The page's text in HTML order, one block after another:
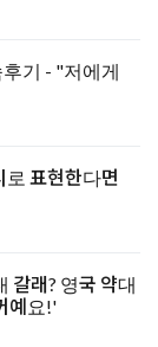
기 - "저에게
로 표현한다면
갈래? 영국 약대
예요!'